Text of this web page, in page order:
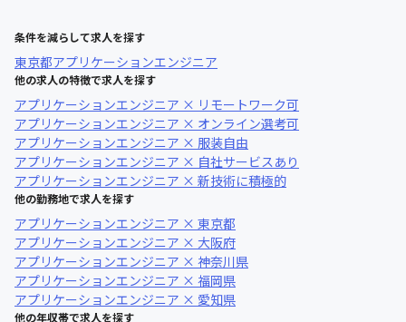
条件を減らして求人を探す
東京都アプリケーションエンジニア
他の求人の特徴で求人を探す
アプリケーションエンジニア × リモートワーク可
アプリケーションエンジニア × オンライン選考可
アプリケーションエンジニア × 服装自由
アプリケーションエンジニア × 自社サービスあり
アプリケーションエンジニア × 新技術に積極的
他の勤務地で求人を探す
アプリケーションエンジニア × 東京都
アプリケーションエンジニア × 大阪府
アプリケーションエンジニア × 神奈川県
アプリケーションエンジニア × 福岡県
アプリケーションエンジニア × 愛知県
他の年収帯で求人を探す